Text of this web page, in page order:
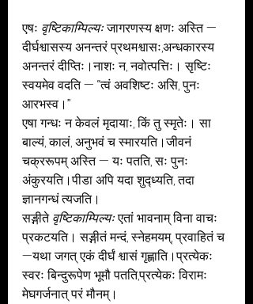
एषः वृष्टिकाम्पिल्यः जागरणस्य क्षणः अस्ति —
दीर्घश्वासस्य अनन्तरं प्रथमश्वासः,अन्धकारस्य
अनन्तरं दीप्तिः।नाशः न, नवोत्पत्तिः। सृष्टिः
स्वयमेव वदति — “त्वं अवशिष्टः असि, पुनः
आरभस्व।”
एषा गन्धः न केवलं मृदायाः, किं तु स्मृतेः। सा
बाल्यं, कालं, अनुभवं च स्मारयति।जीवनं
चक्ररूपम् अस्ति — यः पतति, सः पुनः
अंकुरयति।पीडा अपि यदा शुद्ध्यति, तदा
ज्ञानगन्धं त्यजति।
सङ्गीते वृष्टिकाम्पिल्यः एतां भावनाम् विना वाचः
प्रकटयति। सङ्गीतं मन्दं, स्नेहमयम्, प्रवाहितं च
—यथा जगत् एकं दीर्घं श्वासं गृह्णाति।प्रत्येकः
स्वरः बिन्दुरूपेण भूमौ पतति,प्रत्येकः विरामः
मेघगर्जनात् परं मौनम्।